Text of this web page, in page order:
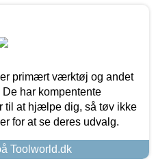
primært værktøj og andet
har kompentente
til at hjælpe dig, så tøv ikke
for at se deres udvalg.
Toolworld.dk